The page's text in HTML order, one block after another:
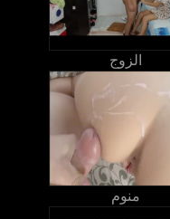
الزوج
منوم